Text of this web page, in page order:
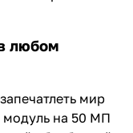
любом
мир
модуль на 50 МП